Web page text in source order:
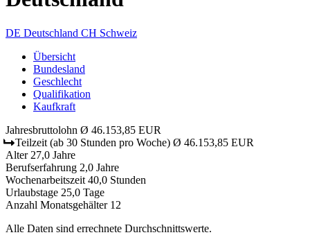
DE Deutschland CH Schweiz
Übersicht
Bundesland
Geschlecht
Qualifikation
Kaufkraft
Jahresbruttolohn Ø 46.153,85 EUR
Teilzeit (ab 30 Stunden pro Woche) Ø 46.153,85 EUR
Alter 27,0 Jahre
Berufserfahrung 2,0 Jahre
Wochenarbeitszeit 40,0 Stunden
Urlaubstage 25,0 Tage
Anzahl Monatsgehälter 12
Alle Daten sind errechnete Durchschnittswerte.